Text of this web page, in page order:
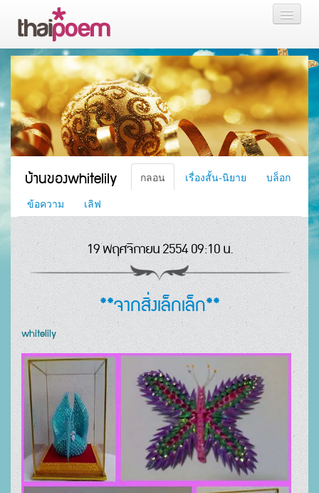
หน้าแรก
เรื่องสั้น นิยาย
บล็อก
สมาชิก
หน้าส่วนตัว
บ้านของwhitelily กลอน เรื่องสั้น-นิยาย
บล็อก
ข้อความ
เลิฟ
19 พฤศจิกายน 2554 09:10 น.
**จากสิ่งเล็กเล็ก**
whitelily